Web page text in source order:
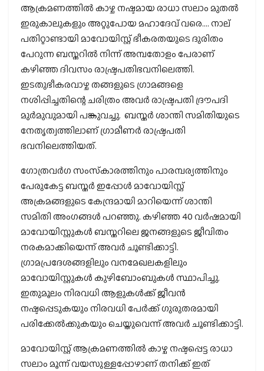
ആക്രമണത്തില്‍ കാഴ്ച നഷ്ടമായ രാധാ സലാം മുതല്‍
ഇരുകാലുകളും അറ്റുപോയ മഹാദേവ് വരെ…. നാല്
പതിറ്റാണ്ടായി മാവോയിസ്റ്റ് ഭീകരതയുടെ ദുരിതം
പേറുന്ന ബസ്തറില്‍ നിന്ന് അമ്പതോളം പേരാണ്
കഴിഞ്ഞ ദിവസം രാഷ്ട്രപതിഭവനിലെത്തി.
ഇടതുഭീകരവാഴ്ച തങ്ങളുടെ ഗ്രാമങ്ങളെ
നശിപ്പിച്ചതിന്റെ ചരിത്രം അവര്‍ രാഷ്ട്രപതി ദ്രൗപദി
മുര്‍മുവുമായി പങ്കുവച്ചു. ബസ്തര്‍ ശാന്തി സമിതിയുടെ
നേതൃത്വത്തിലാണ് ഗ്രാമീണര്‍ രാഷ്ട്രപതി
ഭവനിലെത്തിയത്.
ഗോത്രവര്‍ഗ സംസ്‌കാരത്തിനും പാരമ്പര്യത്തിനും
പേരുകേട്ട ബസ്തര്‍ ഇപ്പോള്‍ മാവോയിസ്റ്റ്
അക്രമങ്ങളുടെ കേന്ദ്രമായി മാറിയെന്ന് ശാന്തി
സമിതി അംഗങ്ങള്‍ പറഞ്ഞു. കഴിഞ്ഞ 40 വര്‍ഷമായി
മാവോയിസ്റ്റുകള്‍ ബസ്തറിലെ ജനങ്ങളുടെ ജീവിതം
നരകമാക്കിയെന്ന് അവര്‍ ചൂണ്ടിക്കാട്ടി.
ഗ്രാമപ്രദേശങ്ങളിലും വനമേഖലകളിലും
മാവോയിസ്റ്റുകള്‍ കുഴിബോംബുകള്‍ സ്ഥാപിച്ചു.
ഇതുമൂലം നിരവധി ആളുകള്‍ക്ക് ജീവന്‍
നഷ്ടപ്പെടുകയും നിരവധി പേര്‍ക്ക് ഗുരുതരമായി
പരിക്കേല്‍ക്കുകയും ചെയ്തുവെന്ന് അവര്‍ ചൂണ്ടിക്കാട്ടി.
മാവോയിസ്റ്റ് ആക്രമണത്തില്‍ കാഴ്ച നഷ്ടപ്പെട്ട രാധാ
സലാം മൂന്ന് വയസുള്ളപ്പോഴാണ് തനിക്ക് ഇത്